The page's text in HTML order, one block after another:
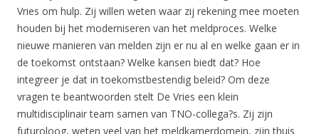
Vries om hulp. Zij willen weten waar zij rekening mee moeten
houden bij het moderniseren van het meldproces. Welke
nieuwe manieren van melden zijn er nu al en welke gaan er in
de toekomst ontstaan? Welke kansen biedt dat? Hoe
integreer je dat in toekomstbestendig beleid? Om deze
vragen te beantwoorden stelt De Vries een klein
multidisciplinair team samen van TNO-collega?s. Zij zijn
futuroloog, weten veel van het meldkamerdomein, zijn thuis